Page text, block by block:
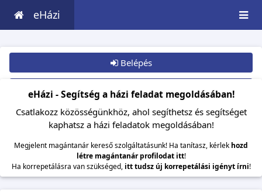
eHázi
Belépés
Csatlakozom
eHázi - Segítség a házi feladat megoldásában!
Csatlakozz közösségünkhöz, ahol segíthetsz és segítséget
kaphatsz a házi feladatok megoldásában!
Megjelent magántanár kereső szolgáltatásunk! Ha tanítasz, kérlek hozd
létre magántanár profilodat itt!
Ha korrepetálásra van szükséged, itt tudsz új korrepetálási igényt írni!